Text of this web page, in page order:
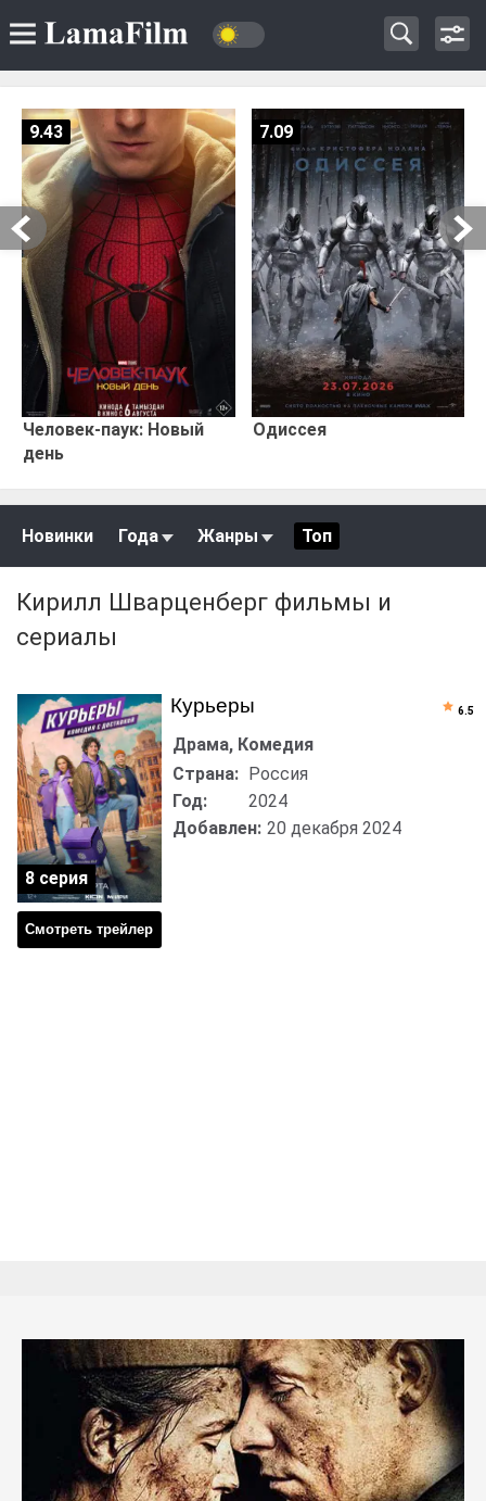
Человек-паук: Новый
день
9.43
Одиссея
7.09
Новинки Года Жанры Топ
Кирилл Шварценберг фильмы и
сериалы
Курьеры
Смотреть трейлер
Драма, Комедия
Страна: Россия
Год:
2024
Добавлен: 20 декабря 2024
8 серия
6.5